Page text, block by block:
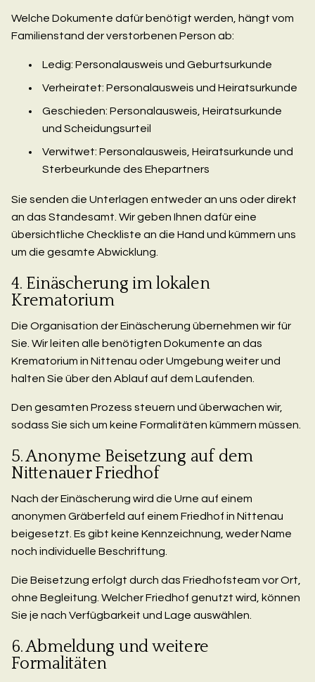
Welche Dokumente dafür benötigt werden, hängt vom
Familienstand der verstorbenen Person ab:
Ledig: Personalausweis und Geburtsurkunde
Verheiratet: Personalausweis und Heiratsurkunde
Geschieden: Personalausweis, Heiratsurkunde
und Scheidungsurteil
Verwitwet: Personalausweis, Heiratsurkunde und
Sterbeurkunde des Ehepartners
Sie senden die Unterlagen entweder an uns oder direkt
an das Standesamt. Wir geben Ihnen dafür eine
übersichtliche Checkliste an die Hand und kümmern uns
um die gesamte Abwicklung.
4. Einäscherung im lokalen
Krematorium
Die Organisation der Einäscherung übernehmen wir für
Sie. Wir leiten alle benötigten Dokumente an das
Krematorium in Nittenau oder Umgebung weiter und
halten Sie über den Ablauf auf dem Laufenden.
Den gesamten Prozess steuern und überwachen wir,
sodass Sie sich um keine Formalitäten kümmern müssen.
5. Anonyme Beisetzung auf dem
Nittenauer Friedhof
Nach der Einäscherung wird die Urne auf einem
anonymen Gräberfeld auf einem Friedhof in Nittenau
beigesetzt. Es gibt keine Kennzeichnung, weder Name
noch individuelle Beschriftung.
Die Beisetzung erfolgt durch das Friedhofsteam vor Ort,
ohne Begleitung. Welcher Friedhof genutzt wird, können
Sie je nach Verfügbarkeit und Lage auswählen.
6. Abmeldung und weitere
Formalitäten